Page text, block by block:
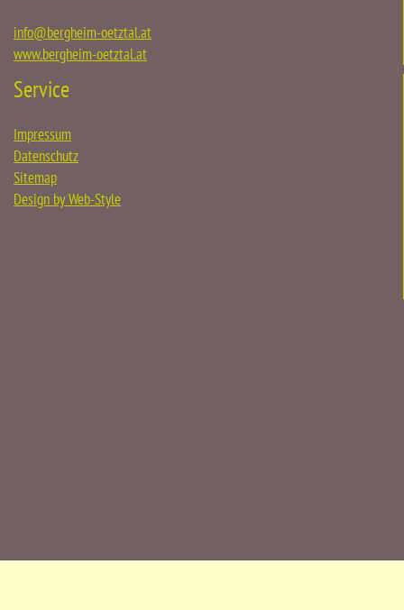
info@bergheim-oetztal.at
www.bergheim-oetztal.at
Service
Impressum
Datenschutz
Sitemap
Design by Web-Style